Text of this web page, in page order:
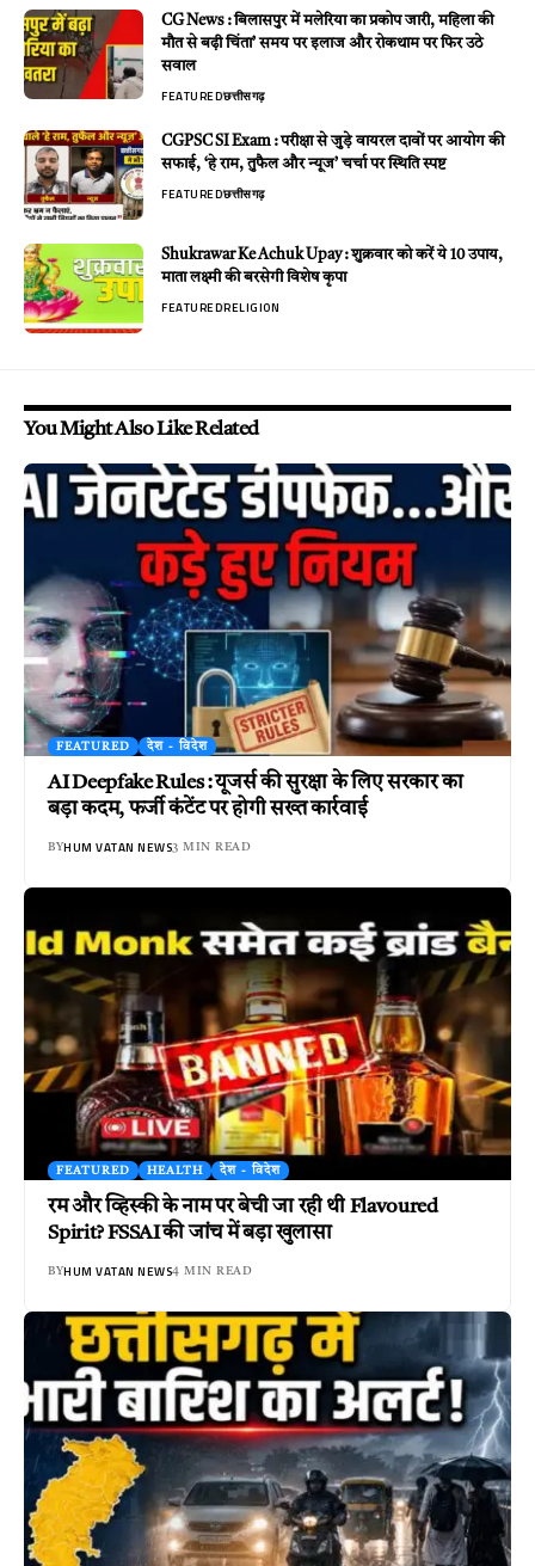
CG News : बिलासपुर में मलेरिया का प्रकोप जारी, महिला की
मौत से बढ़ी चिंता’ समय पर इलाज और रोकथाम पर फिर उठे
सवाल
FEATUREDछत्तीसगढ़
CGPSC SI Exam : परीक्षा से जुड़े वायरल दावों पर आयोग की
सफाई, ‘हे राम, तुफैल और न्यूज’ चर्चा पर स्थिति स्पष्ट
FEATUREDछत्तीसगढ़
Shukrawar Ke Achuk Upay : शुक्रवार को करें ये 10 उपाय,
माता लक्ष्मी की बरसेगी विशेष कृपा
FEATUREDRELIGION
You Might Also Like Related
FEATURED देश - विदेश
AI Deepfake Rules : यूजर्स की सुरक्षा के लिए सरकार का
बड़ा कदम, फर्जी कंटेंट पर होगी सख्त कार्रवाई
BYHUM VATAN NEWS3 MIN READ
FEATURED HEALTH देश - विदेश
रम और व्हिस्की के नाम पर बेची जा रही थी Flavoured
Spirit? FSSAI की जांच में बड़ा खुलासा
BYHUM VATAN NEWS4 MIN READ